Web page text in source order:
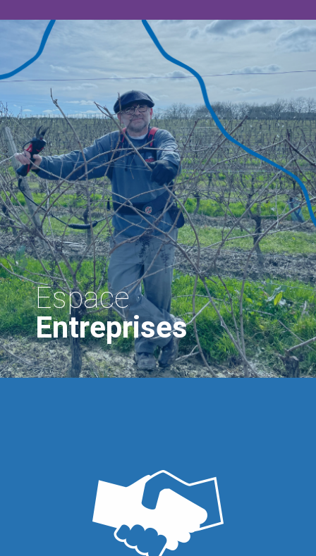
Espace
Entreprises